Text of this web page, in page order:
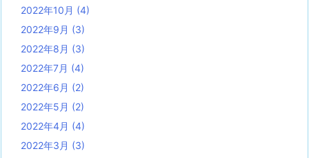
2022年10月 (4)
2022年9月 (3)
2022年8月 (3)
2022年7月 (4)
2022年6月 (2)
2022年5月 (2)
2022年4月 (4)
2022年3月 (3)